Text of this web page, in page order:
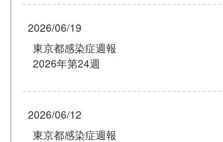
2026/06/19
東京都感染症週報
2026年第24週
2026/06/12
東京都感染症週報